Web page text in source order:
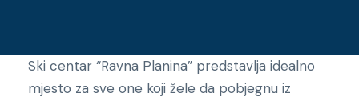
Ski centar “Ravna Planina” predstavlja idealno
mjesto za sve one koji žele da pobjegnu iz